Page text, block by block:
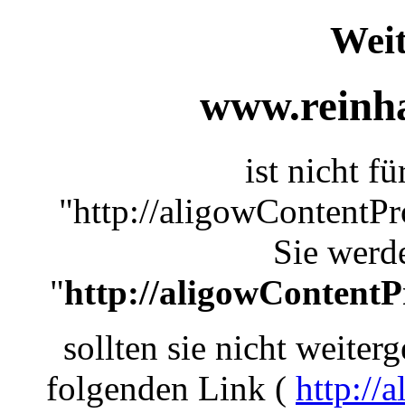
ist nicht
"http://
Sie
"http://
sollten sie nicht
folgenden Link ( http://